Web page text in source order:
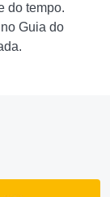
do tempo.
Guia do